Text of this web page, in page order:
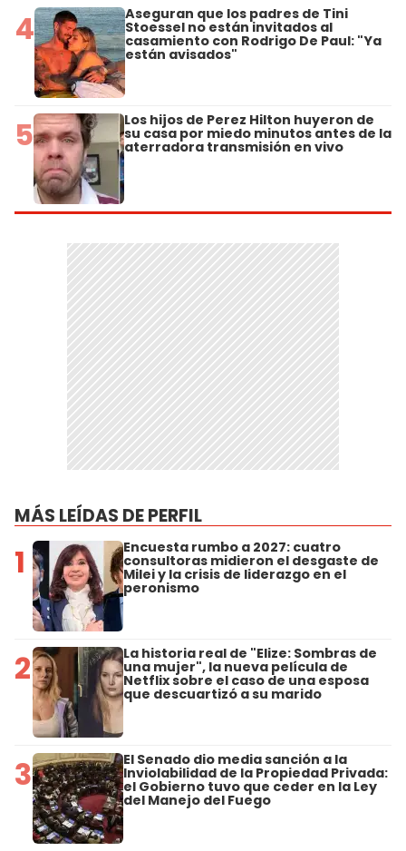
4 Aseguran que los padres de Tini
Stoessel no están invitados al
casamiento con Rodrigo De Paul: "Ya
están avisados"
5 Los hijos de Perez Hilton huyeron de
su casa por miedo minutos antes de la
aterradora transmisión en vivo
MÁS LEÍDAS DE PERFIL
1 Encuesta rumbo a 2027: cuatro
consultoras midieron el desgaste de
Milei y la crisis de liderazgo en el
peronismo
2 La historia real de "Elize: Sombras de
una mujer", la nueva película de
Netflix sobre el caso de una esposa
que descuartizó a su marido
3 El Senado dio media sanción a la
Inviolabilidad de la Propiedad Privada:
el Gobierno tuvo que ceder en la Ley
del Manejo del Fuego